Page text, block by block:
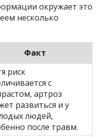
окружает это
несколько
Факт
риск
с
артроз
развиться и у
людей,
после травм.